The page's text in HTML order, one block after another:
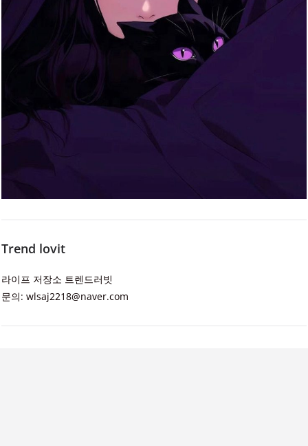
Trend lovit
라이프 저장소 트렌드러빗
문의: wlsaj2218@naver.com